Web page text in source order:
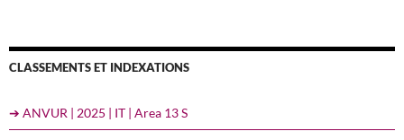
CLASSEMENTS ET INDEXATIONS
➔ ANVUR | 2025 | IT | Area 13 S